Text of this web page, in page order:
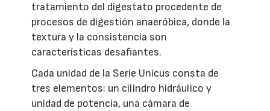
tratamiento del digestato procedente de
procesos de digestión anaeróbica, donde la
textura y la consistencia son
características desafiantes.
Cada unidad de la Serie Unicus consta de
tres elementos: un cilindro hidráulico y
unidad de potencia, una cámara de